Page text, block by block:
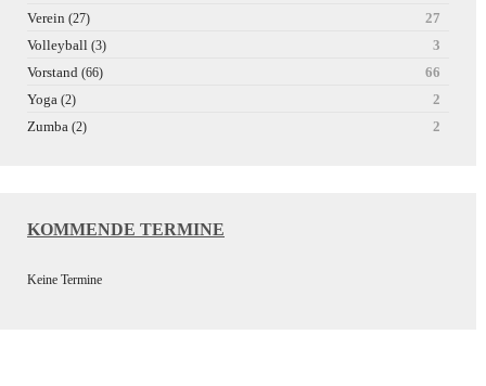
Verein (27)
27
Volleyball (3)
3
Vorstand (66)
66
Yoga (2)
2
Zumba (2) 2
KOMMENDE TERMINE
Keine Termine